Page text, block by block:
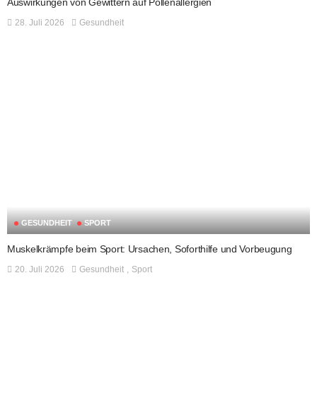
28. Juli 2026 Gesundheit
GESUNDHEIT SPORT
Muskelkrämpfe beim Sport: Ursachen, Soforthilfe und Vorbeugung
20. Juli 2026 Gesundheit Sport